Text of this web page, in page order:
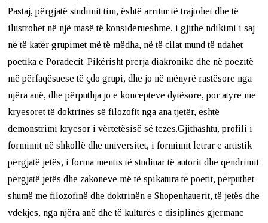
Pastaj, përgjatë studimit tim, është arritur të trajtohet dhe të
ilustrohet në një masë të konsiderueshme, i gjithë ndikimi i saj
në të katër grupimet më të mëdha, në të cilat mund të ndahet
poetika e Poradecit. Pikërisht prerja diakronike dhe në poezitë
më përfaqësuese të çdo grupi, dhe jo në mënyrë rastësore nga
njëra anë, dhe përputhja jo e koncepteve dytësore, por atyre me
kryesoret të doktrinës së filozofit nga ana tjetër, është
demonstrimi kryesor i vërtetësisë së tezes.Gjithashtu, profili i
formimit në shkollë dhe universitet, i formimit letrar e artistik
përgjatë jetës, i forma mentis të studiuar të autorit dhe qëndrimit
përgjatë jetës dhe zakoneve më të spikatura të poetit, përputhet
shumë me filozofinë dhe doktrinën e Shopenhauerit, të jetës dhe
vdekjes, nga njëra anë dhe të kulturës e disiplinës gjermane